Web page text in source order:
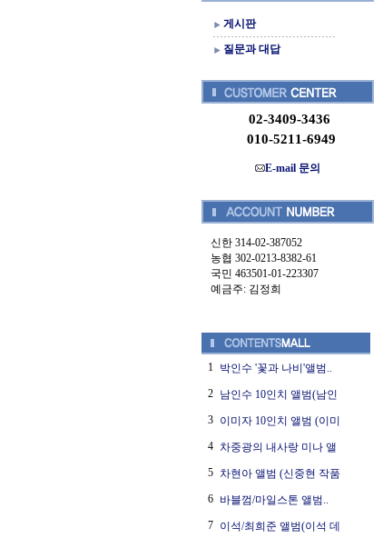
게시판
질문과 대답
02-3409-3436
010-5211-6949
E-mail 문의
신한 314-02-387052
농협 302-0213-8382-61
국민 463501-01-223307
예금주: 김정희
1 박인수 '꽃과 나비'앨범..
2 남인수 10인치 앨범(남인
3 이미자 10인치 앨범 (이미
4 차중광의 내사랑 미나 앨
5 차현아 앨범 (신중현 작품
6 바블껌/마일스톤 앨범..
7 이석/최희준 앨범(이석 데